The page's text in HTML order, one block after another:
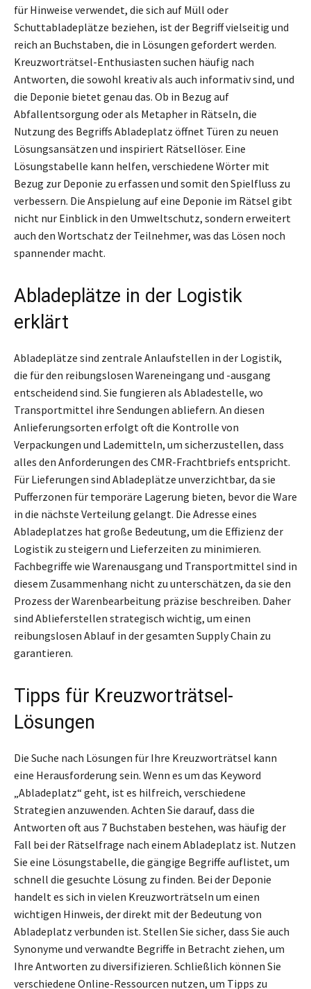
für Hinweise verwendet, die sich auf Müll oder
Schuttabladeplätze beziehen, ist der Begriff vielseitig und
reich an Buchstaben, die in Lösungen gefordert werden.
Kreuzworträtsel-Enthusiasten suchen häufig nach
Antworten, die sowohl kreativ als auch informativ sind, und
die Deponie bietet genau das. Ob in Bezug auf
Abfallentsorgung oder als Metapher in Rätseln, die
Nutzung des Begriffs Abladeplatz öffnet Türen zu neuen
Lösungsansätzen und inspiriert Rätsellöser. Eine
Lösungstabelle kann helfen, verschiedene Wörter mit
Bezug zur Deponie zu erfassen und somit den Spielfluss zu
verbessern. Die Anspielung auf eine Deponie im Rätsel gibt
nicht nur Einblick in den Umweltschutz, sondern erweitert
auch den Wortschatz der Teilnehmer, was das Lösen noch
spannender macht.
Abladeplätze in der Logistik
erklärt
Abladeplätze sind zentrale Anlaufstellen in der Logistik,
die für den reibungslosen Wareneingang und -ausgang
entscheidend sind. Sie fungieren als Abladestelle, wo
Transportmittel ihre Sendungen abliefern. An diesen
Anlieferungsorten erfolgt oft die Kontrolle von
Verpackungen und Lademitteln, um sicherzustellen, dass
alles den Anforderungen des CMR-Frachtbriefs entspricht.
Für Lieferungen sind Abladeplätze unverzichtbar, da sie
Pufferzonen für temporäre Lagerung bieten, bevor die Ware
in die nächste Verteilung gelangt. Die Adresse eines
Abladeplatzes hat große Bedeutung, um die Effizienz der
Logistik zu steigern und Lieferzeiten zu minimieren.
Fachbegriffe wie Warenausgang und Transportmittel sind in
diesem Zusammenhang nicht zu unterschätzen, da sie den
Prozess der Warenbearbeitung präzise beschreiben. Daher
sind Ablieferstellen strategisch wichtig, um einen
reibungslosen Ablauf in der gesamten Supply Chain zu
garantieren.
Tipps für Kreuzworträtsel-
Lösungen
Die Suche nach Lösungen für Ihre Kreuzworträtsel kann
eine Herausforderung sein. Wenn es um das Keyword
„Abladeplatz“ geht, ist es hilfreich, verschiedene
Strategien anzuwenden. Achten Sie darauf, dass die
Antworten oft aus 7 Buchstaben bestehen, was häufig der
Fall bei der Rätselfrage nach einem Abladeplatz ist. Nutzen
Sie eine Lösungstabelle, die gängige Begriffe auflistet, um
schnell die gesuchte Lösung zu finden. Bei der Deponie
handelt es sich in vielen Kreuzworträtseln um einen
wichtigen Hinweis, der direkt mit der Bedeutung von
Abladeplatz verbunden ist. Stellen Sie sicher, dass Sie auch
Synonyme und verwandte Begriffe in Betracht ziehen, um
Ihre Antworten zu diversifizieren. Schließlich können Sie
verschiedene Online-Ressourcen nutzen, um Tipps zu